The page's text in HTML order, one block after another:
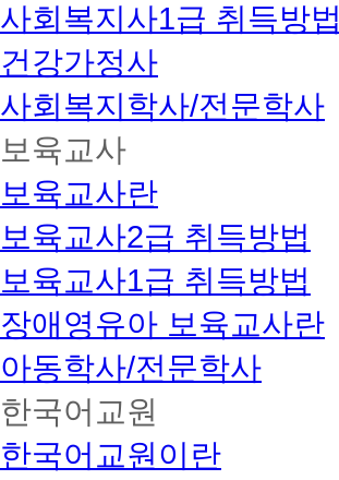
사회복지사1급 취득방법
건강가정사
사회복지학사/전문학사
보육교사
보육교사란
보육교사2급 취득방법
보육교사1급 취득방법
장애영유아 보육교사란
아동학사/전문학사
한국어교원
한국어교원이란